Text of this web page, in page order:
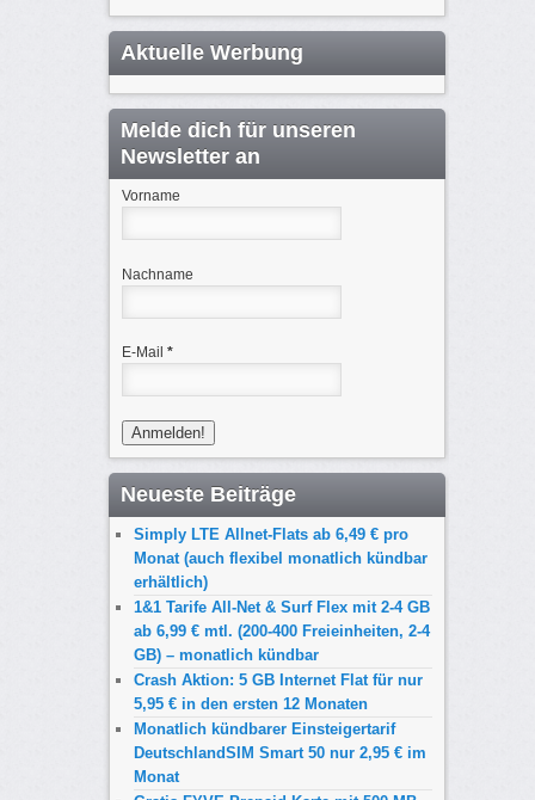
Aktuelle Werbung
Melde dich für unseren
Newsletter an
Vorname
Nachname
E-Mail *
Neueste Beiträge
Simply LTE Allnet-Flats ab 6,49 € pro
Monat (auch flexibel monatlich kündbar
erhältlich)
1&1 Tarife All-Net & Surf Flex mit 2-4 GB
ab 6,99 € mtl. (200-400 Freieinheiten, 2-4
GB) – monatlich kündbar
Crash Aktion: 5 GB Internet Flat für nur
5,95 € in den ersten 12 Monaten
Monatlich kündbarer Einsteigertarif
DeutschlandSIM Smart 50 nur 2,95 € im
Monat